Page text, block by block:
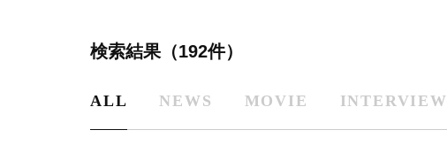
検索結果（192件）
ALL NEWS MOVIE INTERVIEW